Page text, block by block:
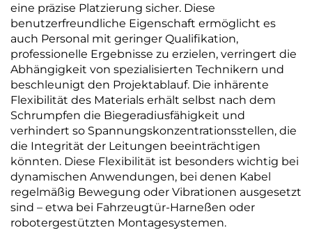
eine präzise Platzierung sicher. Diese
benutzerfreundliche Eigenschaft ermöglicht es
auch Personal mit geringer Qualifikation,
professionelle Ergebnisse zu erzielen, verringert die
Abhängigkeit von spezialisierten Technikern und
beschleunigt den Projektablauf. Die inhärente
Flexibilität des Materials erhält selbst nach dem
Schrumpfen die Biegeradiusfähigkeit und
verhindert so Spannungskonzentrationsstellen, die
die Integrität der Leitungen beeinträchtigen
könnten. Diese Flexibilität ist besonders wichtig bei
dynamischen Anwendungen, bei denen Kabel
regelmäßig Bewegung oder Vibrationen ausgesetzt
sind – etwa bei Fahrzeugtür-Harneßen oder
robotergestützten Montagesystemen.